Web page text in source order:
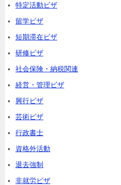
特定活動ビザ
留学ビザ
短期滞在ビザ
研修ビザ
社会保険・納税関連
経営・管理ビザ
興行ビザ
芸術ビザ
行政書士
資格外活動
退去強制
非就労ビザ